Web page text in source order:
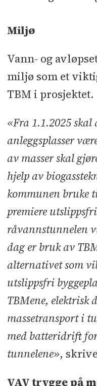
Miljø
Vann- og
miljø som et
TBM i prosjektet.
«Fra 1.1.2025
anleggsplasser
av masser skal
hjelp av
kommunen bruke
premiere
råvannstunnelen
dag er bruk av
alternativet som
utslippsfri
TBMene,
massetransport i
med batteridrift
tunnelene»,
VAV trygge på